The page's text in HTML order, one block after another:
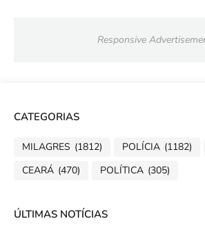
Responsive
CATEGORIAS
MILAGRES (1812) POLÍCIA (1182)
CEARÁ (470) POLÍTICA (305)
ÚLTIMAS NOTÍCIAS